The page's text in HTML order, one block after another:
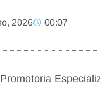
2026 00:07